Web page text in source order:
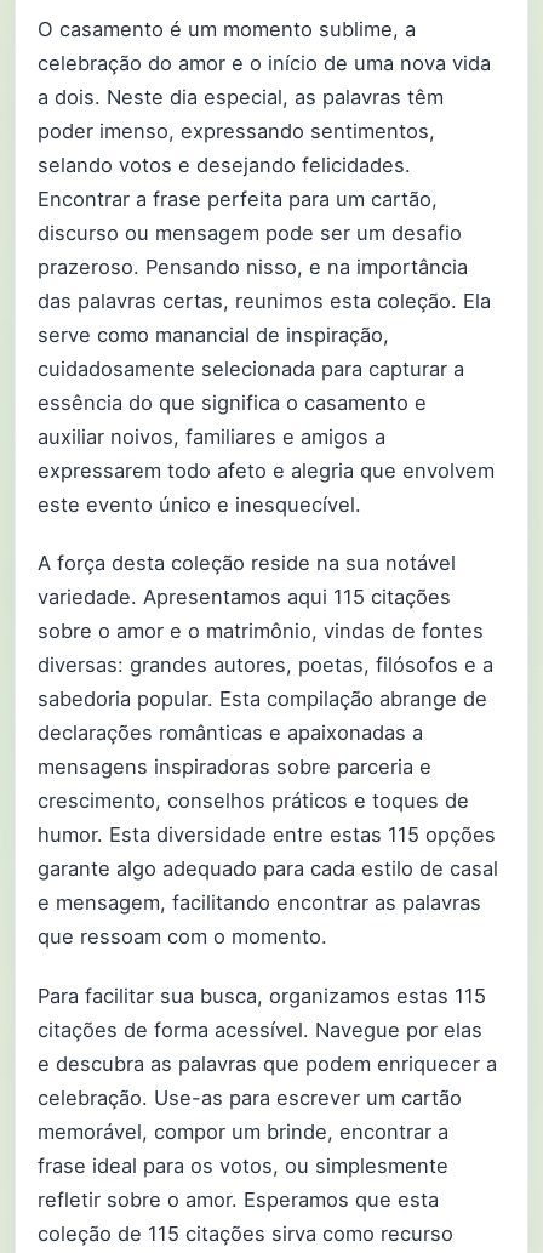
O casamento é um momento sublime, a
celebração do amor e o início de uma nova vida
a dois. Neste dia especial, as palavras têm
poder imenso, expressando sentimentos,
selando votos e desejando felicidades.
Encontrar a frase perfeita para um cartão,
discurso ou mensagem pode ser um desafio
prazeroso. Pensando nisso, e na importância
das palavras certas, reunimos esta coleção. Ela
serve como manancial de inspiração,
cuidadosamente selecionada para capturar a
essência do que significa o casamento e
auxiliar noivos, familiares e amigos a
expressarem todo afeto e alegria que envolvem
este evento único e inesquecível.
A força desta coleção reside na sua notável
variedade. Apresentamos aqui 115 citações
sobre o amor e o matrimônio, vindas de fontes
diversas: grandes autores, poetas, filósofos e a
sabedoria popular. Esta compilação abrange de
declarações românticas e apaixonadas a
mensagens inspiradoras sobre parceria e
crescimento, conselhos práticos e toques de
humor. Esta diversidade entre estas 115 opções
garante algo adequado para cada estilo de casal
e mensagem, facilitando encontrar as palavras
que ressoam com o momento.
Para facilitar sua busca, organizamos estas 115
citações de forma acessível. Navegue por elas
e descubra as palavras que podem enriquecer a
celebração. Use-as para escrever um cartão
memorável, compor um brinde, encontrar a
frase ideal para os votos, ou simplesmente
refletir sobre o amor. Esperamos que esta
coleção de 115 citações sirva como recurso